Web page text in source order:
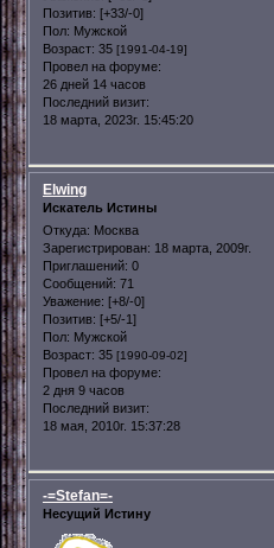
Позитив: [+33/-0]
Пол: Мужской
Возраст: 35 [1991-04-19]
Провел на форуме:
26 дней 14 часов
Последний визит:
18 марта, 2023г. 15:45:20
Elwing
Искатель Истины
Откуда: Москва
Зарегистрирован: 18 марта, 2009г.
Приглашений: 0
Сообщений: 71
Уважение: [+8/-0]
Позитив: [+5/-1]
Пол: Мужской
Возраст: 35 [1990-09-02]
Провел на форуме:
2 дня 9 часов
Последний визит:
18 мая, 2010г. 15:37:28
-=Stefan=-
Несущий Истину